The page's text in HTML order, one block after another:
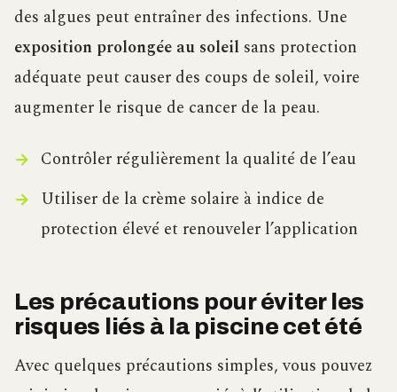
des algues peut entraîner des infections. Une
exposition prolongée au soleil sans protection
adéquate peut causer des coups de soleil, voire
augmenter le risque de cancer de la peau.
Contrôler régulièrement la qualité de l’eau
Utiliser de la crème solaire à indice de
protection élevé et renouveler l’application
Les précautions pour éviter les
risques liés à la piscine cet été
Avec quelques précautions simples, vous pouvez